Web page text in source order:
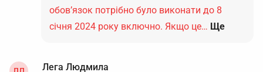
обов’язок потрібно було виконати до 8
січня 2024 року включно. Якщо це… Ще
Лега Людмила